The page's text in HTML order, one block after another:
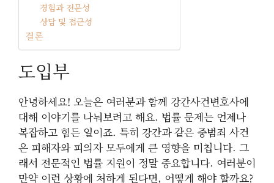
경험과 전문성
상담 및 접근성
결론
도입부
안녕하세요! 오늘은 여러분과 함께 강간사건변호사에
대해 이야기를 나눠보려고 해요. 법률 문제는 언제나
복잡하고 힘든 일이죠. 특히 강간과 같은 중범죄 사건
은 피해자와 피의자 모두에게 큰 영향을 미칩니다. 그
래서 전문적인 법률 지원이 정말 중요합니다. 여러분이
만약 이런 상황에 처하게 된다면, 어떻게 해야 할까요?